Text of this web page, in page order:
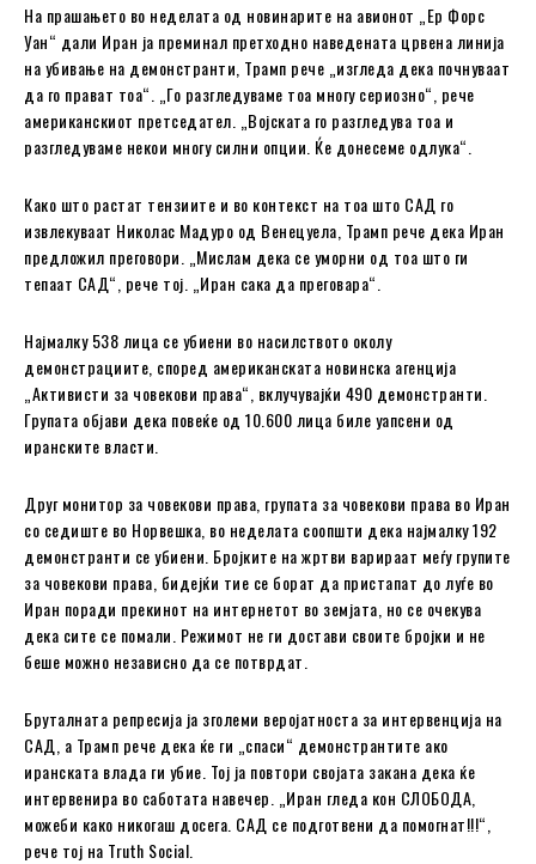
На прашањето во неделата од новинарите на авионот „Ер Форс
Уан“ дали Иран ја преминал претходно наведената црвена линија
на убивање на демонстранти, Трамп рече „изгледа дека почнуваат
да го прават тоа“. „Го разгледуваме тоа многу сериозно“, рече
американскиот претседател. „Војската го разгледува тоа и
разгледуваме некои многу силни опции. Ќе донесеме одлука“.
Како што растат тензиите и во контекст на тоа што САД го
извлекуваат Николас Мадуро од Венецуела, Трамп рече дека Иран
предложил преговори. „Мислам дека се уморни од тоа што ги
тепаат САД“, рече тој. „Иран сака да преговара“.
Најмалку 538 лица се убиени во насилството околу
демонстрациите, според американската новинска агенција
„Активисти за човекови права“, вклучувајќи 490 демонстранти.
Групата објави дека повеќе од 10.600 лица биле уапсени од
иранските власти.
Друг монитор за човекови права, групата за човекови права во Иран
со седиште во Норвешка, во неделата соопшти дека најмалку 192
демонстранти се убиени. Бројките на жртви варираат меѓу групите
за човекови права, бидејќи тие се борат да пристапат до луѓе во
Иран поради прекинот на интернетот во земјата, но се очекува
дека сите се помали. Режимот не ги достави своите бројки и не
беше можно независно да се потврдат.
Бруталната репресија ја зголеми веројатноста за интервенција на
САД, а Трамп рече дека ќе ги „спаси“ демонстрантите ако
иранската влада ги убие. Тој ја повтори својата закана дека ќе
интервенира во саботата навечер. „Иран гледа кон СЛОБОДА,
можеби како никогаш досега. САД се подготвени да помогнат!!!“,
рече тој на Truth Social.